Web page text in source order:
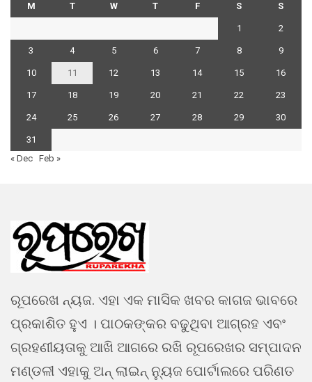
M T W T F S S
1 2
3 4 5 6 7 8 9
10 11 12 13 14 15 16
17 18 19 20 21 22 23
24 25 26 27 28 29 30
31
« Dec Feb »
ରୂପରେଖ ନ୍ୟଜ. ଏହା ଏକ ମାସିକ ଖବର କାଗଜ ଭାବରେ
ପ୍ରକାଶିତ ହୁଏ । ପାଠକଙ୍କର ବଢୁଥିବା ଆଗ୍ରହ ଏବଂ
ଗ୍ରହଣୀୟତାକୁ ଆଖି ଆଗରେ ରଖି ରୂପରେଖର ସମ୍ପାଦନ
ମଣ୍ଡଳୀ ଏହାକୁ ଅନ୍ ଲାଇନ୍ ନ୍ୟୁଜ ପୋର୍ଟାଲରେ ପରିଣତ